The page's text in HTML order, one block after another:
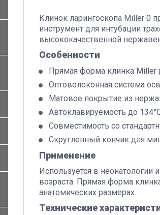
Клинок ларингоскопа Miller 0
инструмент для интубации
высококачественной
Особенности
Прямая форма клинка Miller
Оптоволоконная система
Матовое покрытие из
Автоклавируемость до
Совместимость со
Скругленный кончик для
Применение
Используется в
возраста. Прямая форма
анатомических размерах.
Технические